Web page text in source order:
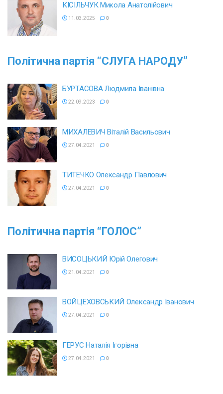
КІСІЛЬЧУК Микола Анатолійович
11.03.2025 0
Політична партія “СЛУГА НАРОДУ”
БУРТАСОВА Людмила Іванівна
22.09.2023 0
МИХАЛЕВИЧ Віталій Васильович
27.04.2021 0
ТИТЕЧКО Олександр Павлович
27.04.2021 0
Політична партія “ГОЛОС”
ВИСОЦЬКИЙ Юрій Олегович
21.04.2021 0
ВОЙЦЕХОВСЬКИЙ Олександр Іванович
27.04.2021 0
ГЕРУС Наталія Ігорівна
27.04.2021 0